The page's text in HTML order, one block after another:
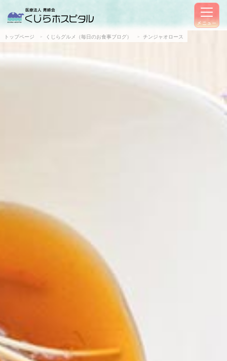
メニュー
トップページ くじらグルメ（毎日のお食事ブログ） チンジャオロース